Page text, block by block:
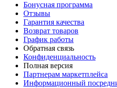
Бонусная программа
Отзывы
Гарантия качества
Возврат товаров
График работы
Обратная связь
Конфиденциальность
Полная версия
Партнерам маркетплейса
Информационный